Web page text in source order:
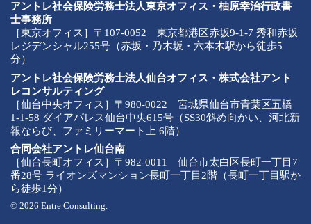
アントレ社会保険労務士法人東京オフィス・柚原幸治行政書
士事務所
［東京オフィス］〒107-0052 東京都港区赤坂9-1-7 秀和赤坂
レジデンシャル255号（赤坂・乃木坂・六本木駅から徒歩5
分）
アントレ社会保険労務士法人仙台オフィス・株式会社アント
レコンサルティング
［仙台中央オフィス］〒980-0022 宮城県仙台市青葉区五橋
1-1-58 ダイアパレス仙台中央615号（SS30斜め向かい、河北新
報ならび、ファミリーマート上 6階）
合同会社アントレ仙台南
［仙台長町オフィス］〒982-0011 仙台市太白区長町一丁目7
番28号 ライオンズマンション長町一丁目2階（長町一丁目駅か
ら徒歩1分）
© 2026 Entre Consulting.